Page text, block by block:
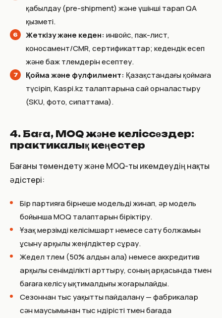
қабылдау (pre-shipment) және үшінші тарап QA
қызметі.
Жеткізу және кеден: инвойс, пак-лист,
коносамент/CMR, сертификаттар; кедендік есеп
және баж төлемдерін есептеу.
Қойма және фулфилмент: Қазақстандағы қоймаға
түсіріп, Kaspi.kz талаптарына сай орналастыру
(SKU, фото, сипаттама).
4. Баға, MOQ және келіссөздер:
практикалық кеңестер
Бағаны төмендету және MOQ-ты икемдеудің нақты
әдістері:
Бір партияға бірнеше модельді жинап, әр модель
бойынша MOQ талаптарын біріктіру.
Ұзақ мерзімді келісімшарт немесе сату болжамын
ұсыну арқылы жеңілдіктер сұрау.
Жедел төлем (50% алдын ала) немесе аккредитив
арқылы сенімділікті арттыру, соның арқасында төмен
бағаға келісу ықтималдығы жоғарылайды.
Сезоннан тыс уақытты пайдалану — фабрикалар
сән маусымынан тыс өндірісті төмен бағада